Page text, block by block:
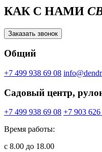
КАК С НАМИ
Заказать звонок
Общий
+7 499 938 69 08
Садовый центр,
+7 499 938 69 08 +7 903 626
Время работы:
с 8.00 до 18.00